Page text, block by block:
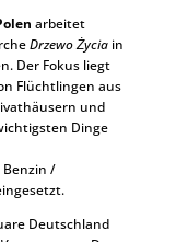
arbeitet
Drzewo Życiain
Der Fokus liegt
Flüchtlingen aus
und
Dinge
/
Deutschland